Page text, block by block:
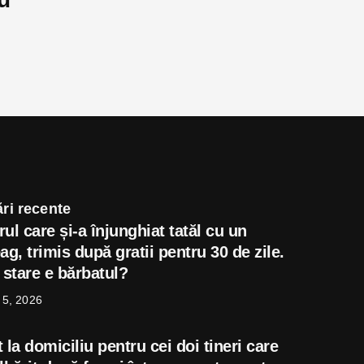
recente
care și-a înjunghiat tatăl cu un
trimis după gratii pentru 30 de zile.
e bărbatul?
2026
la domiciliu pentru cei doi tineri care